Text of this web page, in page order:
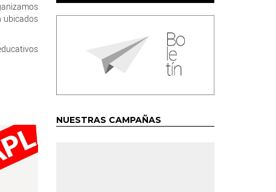
ubicados
NUESTRAS CAMPAÑAS